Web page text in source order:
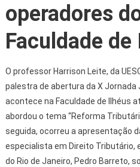
operadores
Faculdade de
O professor Harrison Leite, da
palestra de abertura da X Jornada
acontece na Faculdade de Ilhéus
abordou o tema “Reforma
seguida, ocorreu a apresentação
especialista em Direito Tributário,
do Rio de Janeiro, Pedro Barreto,